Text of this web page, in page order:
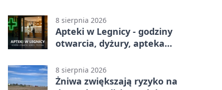
meczu w Legnicy
8 sierpnia 2026
Apteki w Legnicy - godziny
otwarcia, dyżury, apteka
8 sierpnia 2026
Żniwa zwiększają ryzyko na